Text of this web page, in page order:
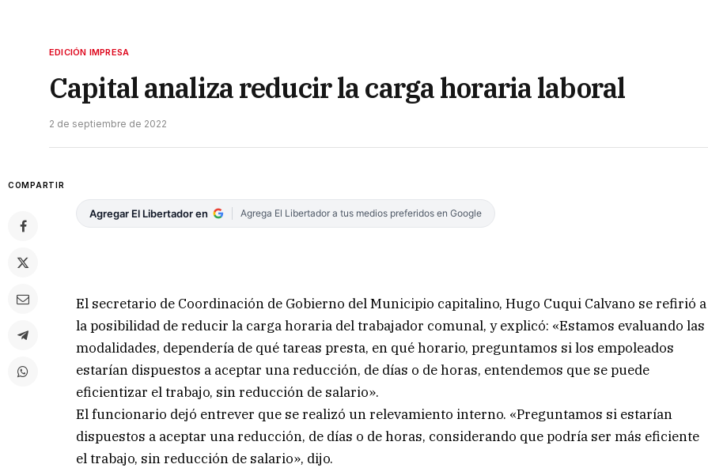
EDICIÓN IMPRESA
Capital analiza reducir la carga horaria laboral
2 de septiembre de 2022
COMPARTIR
Agregar El Libertador en Agrega El Libertador a tus medios preferidos en Google
El secretario de Coordinación de Gobierno del Municipio capitalino, Hugo Cuqui Calvano se refirió a
la posibilidad de reducir la carga horaria del trabajador comunal, y explicó: «Estamos evaluando las
modalidades, dependería de qué tareas presta, en qué horario, preguntamos si los empoleados
estarían dispuestos a aceptar una reducción, de días o de horas, entendemos que se puede
eficientizar el trabajo, sin reducción de salario».
El funcionario dejó entrever que se realizó un relevamiento interno. «Preguntamos si estarían
dispuestos a aceptar una reducción, de días o de horas, considerando que podría ser más eficiente
el trabajo, sin reducción de salario», dijo.